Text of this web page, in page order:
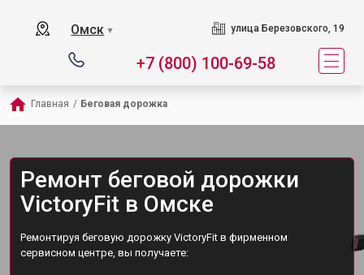
Омск ▼ улица Березовского, 19
+7 (800) 100-69-58
Главная / Беговая дорожка
Ремонт беговой дорожки
VictoryFit в Омске
Ремонтируя беговую дорожку VictoryFit в фирменном
сервисном центре, вы получаете: